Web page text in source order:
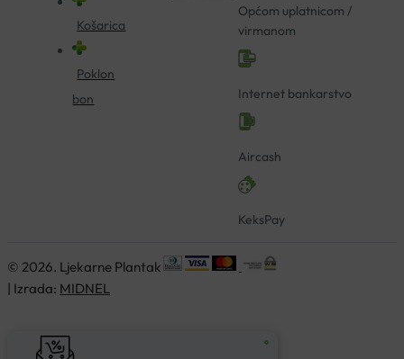
Košarica
Poklon
bon
Općom uplatnicom /
virmanom
Internet bankarstvo
Aircash
KeksPay
© 2026. Ljekarne Plantak
| Izrada: MIDNEL